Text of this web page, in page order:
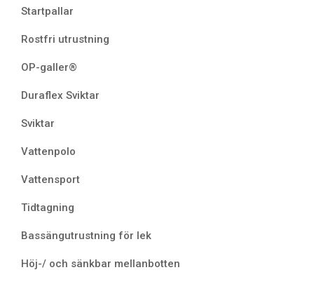
Startpallar
Rostfri utrustning
OP-galler®
Duraflex Sviktar
Sviktar
Vattenpolo
Vattensport
Tidtagning
Bassängutrustning för lek
Höj-/ och sänkbar mellanbotten